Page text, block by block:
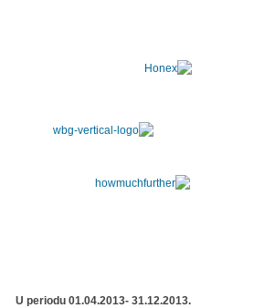
U periodu 01.04.2013- 31.12.2013.